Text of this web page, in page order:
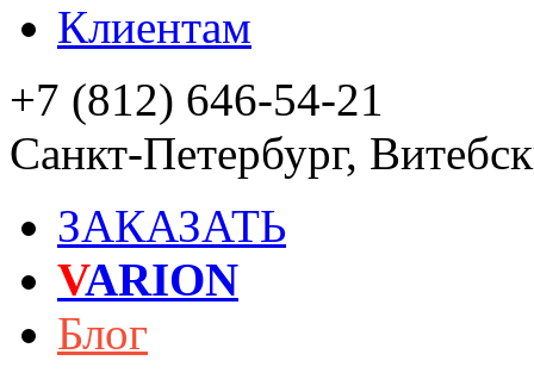
Клиентам
+7 (812) 646-54-21
Санкт-Петербург,
ЗАКАЗАТЬ
VARION
Блог